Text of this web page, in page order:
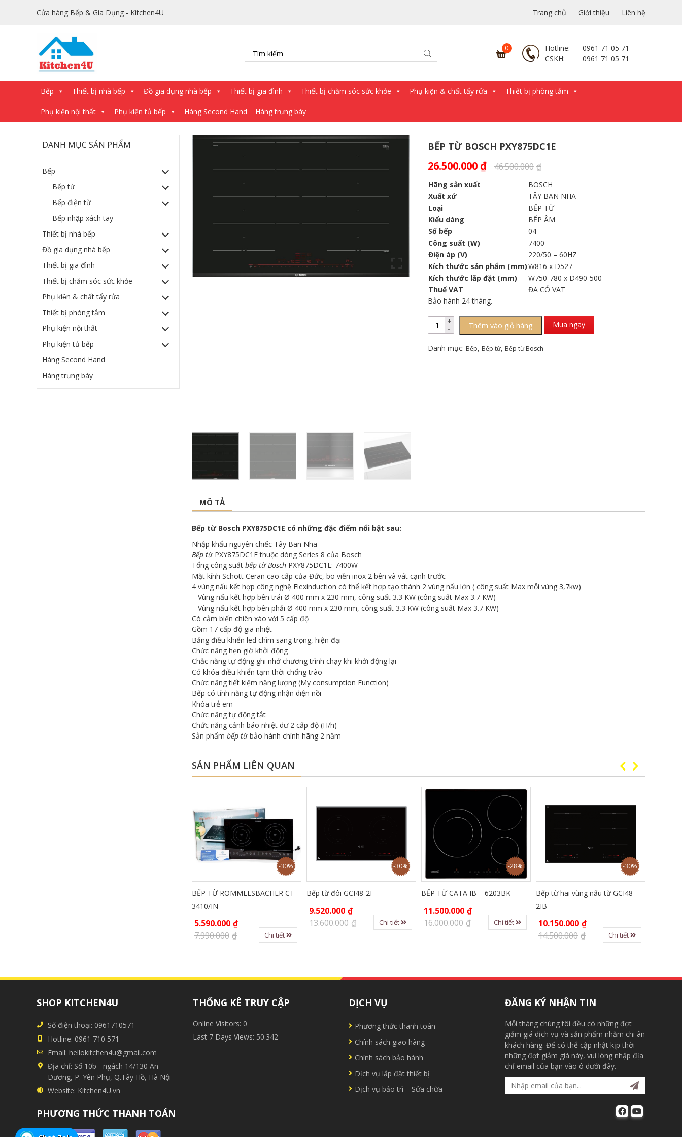
Cửa hàng Bếp & Gia Dụng - Kitchen4U Trang chủ Giới thiệu Liên hệ
Hotline:
0961 71 05 71
CSKH:
0961 71 05 71
Bếp Thiết bị nhà bếp Đồ gia dụng nhà bếp Thiết bị gia đình Thiết bị chăm sóc sức khỏe Phụ kiện & chất tẩy rửa Thiết bị phòng tắm
Phụ kiện nội thất Phụ kiện tủ bếp Hàng Second Hand Hàng trưng bày
BẾP TỪ BOSCH PXY875DC1E
26.500.000 ₫ 46.500.000 ₫
Hãng sản xuất
BOSCH
Xuất xứ
TÂY BAN NHA
Loại
BẾP TỪ
Kiểu dáng
BẾP ÂM
Số bếp
04
Công suất (W)
7400
Điện áp (V)
220/50 – 60HZ
Kích thước sản phẩm (mm)W816 x D527
Kích thước lắp đặt (mm)
W750-780 x D490-500
Thuế VAT
ĐÃ CÓ VAT
Bảo hành 24 tháng.
Thêm vào giỏ hàng Mua ngay
Danh mục: Bếp, Bếp từ, Bếp từ Bosch
MÔ TẢ
Bếp từ Bosch PXY875DC1E có những đặc điểm nổi bật sau:
Nhập khẩu nguyên chiếc Tây Ban Nha
Bếp từPXY875DC1E thuộc dòng Series 8 của Bosch
Tổng công suất bếp từ Bosch PXY875DC1E: 7400W
Mặt kính Schott Ceran cao cấp của Đức, bo viền inox 2 bên và vát cạnh trước
4 vùng nấu kết hợp công nghệ Flexinduction có thể kết hợp tạo thành 2 vùng nấu lớn ( công suất Max mỗi vùng 3,7kw)
– Vùng nấu kết hợp bên trái Ø 400 mm x 230 mm, công suất 3.3 KW (công suất Max 3.7 KW)
– Vùng nấu kết hợp bên phải Ø 400 mm x 230 mm, công suất 3.3 KW (công suất Max 3.7 KW)
Có cảm biến chiên xào với 5 cấp độ
Gồm 17 cấp độ gia nhiệt
Bảng điều khiển led chìm sang trọng, hiện đại
Chức năng hẹn giờ khởi động
Chắc năng tự động ghi nhớ chương trình chạy khi khởi động lại
Có khóa điều khiển tạm thời chống trào
Chức năng tiết kiệm năng lượng (My consumption Function)
Bếp có tính năng tự động nhận diện nồi
Khóa trẻ em
Chức năng tự động tắt
Chức năng cảnh báo nhiệt dư 2 cấp độ (H/h)
Sản phẩm bếp từbảo hành chính hãng 2 năm
SẢN PHẨM LIÊN QUAN
-30%
BẾP TỪ ROMMELSBACHER CT
3410/IN
5.590.000 ₫
7.990.000 ₫ Chi tiết
-30%
Bếp từ đôi GCI48-2I
9.520.000 ₫
13.600.000 ₫ Chi tiết
-28%
BẾP TỪ CATA IB – 6203BK
11.500.000 ₫
16.000.000 ₫ Chi tiết
-30%
Bếp từ hai vùng nấu từ GCI48-
2IB
10.150.000 ₫
14.500.000 ₫ Chi tiết
DANH MỤC SẢN PHẨM
Bếp
Bếp từ
Bếp điện từ
Bếp nhập xách tay
Thiết bị nhà bếp
Đồ gia dụng nhà bếp
Thiết bị gia đình
Thiết bị chăm sóc sức khỏe
Phụ kiện & chất tẩy rửa
Thiết bị phòng tắm
Phụ kiện nội thất
Phụ kiện tủ bếp
Hàng Second Hand
Hàng trưng bày
SHOP KITCHEN4U
Số điện thoại: 0961710571
Hotline: 0961 710 571
Email: hellokitchen4u@gmail.com
Địa chỉ: Số 10b - ngách 14/130 An
Dương, P. Yên Phụ, Q.Tây Hồ, Hà Nội
Website: Kitchen4U.vn
PHƯƠNG THỨC THANH TOÁN
THỐNG KÊ TRUY CẬP
Online Visitors: 0
Last 7 Days Views: 50.342
DỊCH VỤ
Phương thức thanh toán
Chính sách giao hàng
Chính sách bảo hành
Dịch vụ lắp đặt thiết bị
Dịch vụ bảo trì – Sửa chữa
ĐĂNG KÝ NHẬN TIN
Mỗi tháng chúng tôi đều có những đợt
giảm giá dịch vụ và sản phẩm nhằm chi ân
khách hàng. Để có thể cập nhật kịp thời
những đợt giảm giá này, vui lòng nhập địa
chỉ email của bạn vào ô dưới đây.